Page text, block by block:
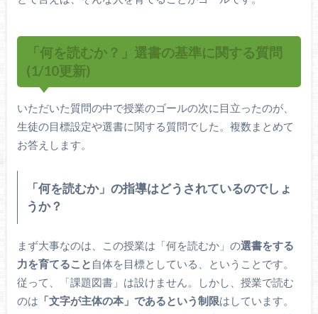
「何を読むか？」選書の基準に関する質問
(1/10更新)
いただいた質問の中で授業のゴールの次に目立ったのが、
生徒の目標設定や選書に関する質問でした。複数まとめて
お答えします。
「何を読むか」の指導はどうされているのでしょ
うか？
まず大事なのは、この授業は「何を読むか」の選書をする
力を育てること 自体を目標としている、ということです。
従って、「課題図書」は設けません。しかし、授業で読む
のは 「文字が主体の本」であるという制限はしています。